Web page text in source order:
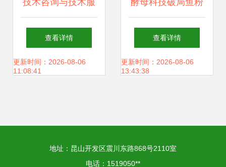
技术咨询与技术服
务的实践与探索
——沈阳君景技术
查看详情
更新时间：2026-08-06
11:08:41
酵母科技破局鱼粉
依赖 安琪酵母三维
度鱼粉替代方案引
查看详情
更新时间：2026-08-06
13:43:38
地址：昆山开发区震川东路868号2110室
电话：1519050**